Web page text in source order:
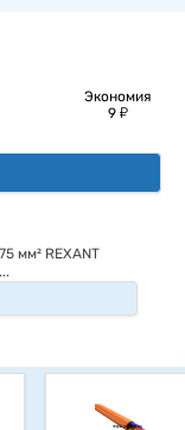
Экономия
9 у
мм² REXANT